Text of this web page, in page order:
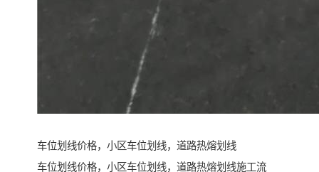
车位划线价格，小区车位划线，道路热熔划线
车位划线价格，小区车位划线，道路热熔划线施工流